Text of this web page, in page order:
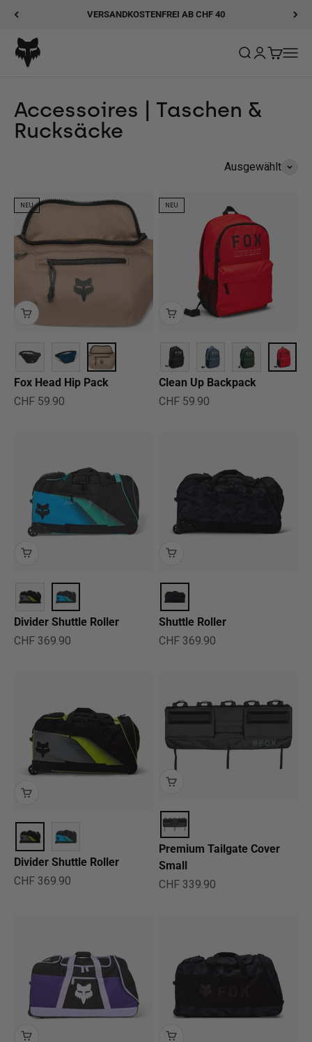
Zum Inhalt springenVERSANDKOSTENFREI AB CHF 40
Fox Racing
Suche öffnen
Accessoires | Taschen &
Rucksäcke
Ausgewählt
NEU
Fox Head Hip Pack
Angebot
CHF 59.90
NEU
Clean Up Backpack
Angebot
CHF 59.90
Divider Shuttle Roller
Angebot
CHF 369.90
Shuttle Roller
Angebot
CHF 369.90
Divider Shuttle Roller
Angebot
CHF 369.90
Premium Tailgate Cover
Small
Angebot
CHF 339.90